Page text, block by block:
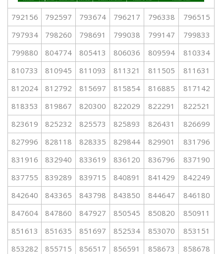
792156 792597 793674 796217 796338
796515
797934
798260 798691 799038 799147
799833
799880
804774 805413 806036 809594
810334
810733
810945 811093 811321 811505
811631
812024
812792 815697 815854 816885
817142
818353
819867 820300 822029 822291
822521
823619
825232 825573 825893 826431
826699
827996
828118 828335 829844 829901
831796
831916
832940 833619 836120 836796
837190
837755
839289 839715 840891 841429
842249
842640
843365 843798 843850 844647
846180
847604
847860 847927 850545 850820
850911
851613
851635 851697 852534 853070
853151
853282
855715 856517 856591 858673
858678